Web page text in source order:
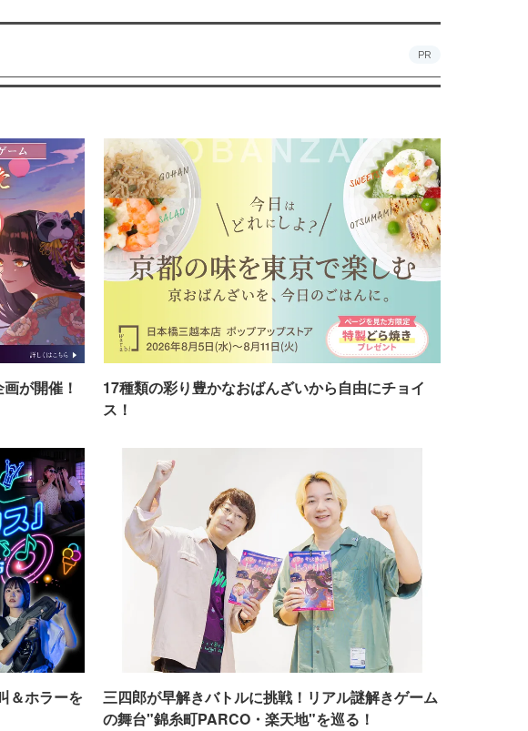
PR
が開催！
17種類の彩り豊かなおばんざいから自由にチョイ
ス！
＆ホラーを
三四郎が早解きバトルに挑戦！リアル謎解きゲーム
の舞台"錦糸町PARCO・楽天地"を巡る！